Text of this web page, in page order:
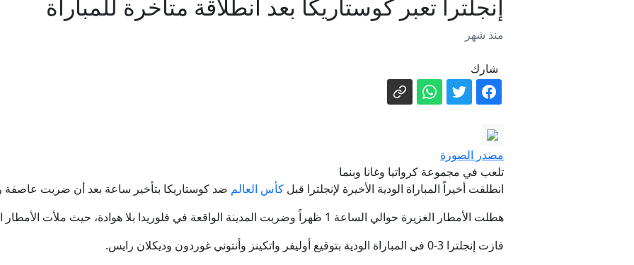
انطلاق مخيم كرة القدم والتحدي الرياضي في أم الفحم للسنة
بعيد ميلاده الخامس.. باندا عملاقة يحتفل بكعكة من التفاح
مصادر لـ"العربية": الدعم السريع يهاجم بئر سليبة غرب دارفور والجيش
إنجلترا تعبر كوستاريكا بعد انطلاقة متأخرة للمباراة
منذ شهر
شارك
مصدر الصورة
تلعب في مجموعة كرواتيا وغانا وبنما
انطلقت أخيراً المباراة الودية الأخيرة لإنجلترا قبل كأس العالم ضد كوستاريكا بتأخير ساعة بعد أن ضربت عاصفة
هطلت الأمطار الغزيرة حوالي الساعة 1 ظهراً وضربت المدينة الواقعة في فلوريدا بلا هوادة، حيث ملأت الأمطار الغزيرة والبرق السماء.
فازت إنجلترا 3-0 في المباراة الودية بتوقيع أوليفر واتكينز وأنتوني غوردون وديكلان رايس.